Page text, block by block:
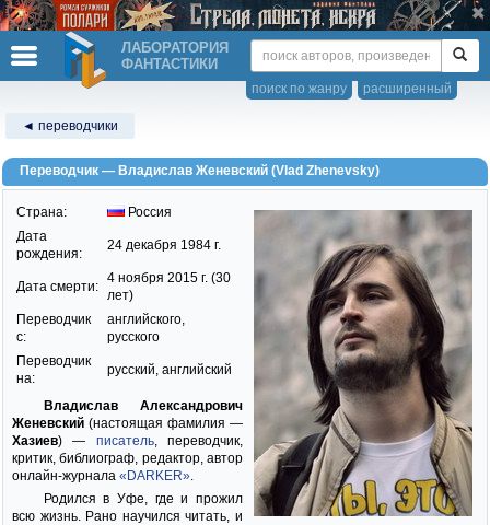
ЛАБОРАТОРИЯ
ФАНТАСТИКИ
расширенный
поиск по жанру
◄ переводчики
Переводчик — Владислав Женевский (Vlad Zhenevsky)
Страна:
Россия
Дата
рождения:
24 декабря 1984 г.
Дата смерти:
4 ноября 2015 г. (30
лет)
Переводчик
c:
английского,
русского
Переводчик
на:
русский, английский
Владислав Александрович
Женевский (настоящая фамилия —
Хазиев) — писатель, переводчик,
критик, библиограф, редактор, автор
онлайн-журнала «DARKER».
Родился в Уфе, где и прожил
всю жизнь. Рано научился читать, и